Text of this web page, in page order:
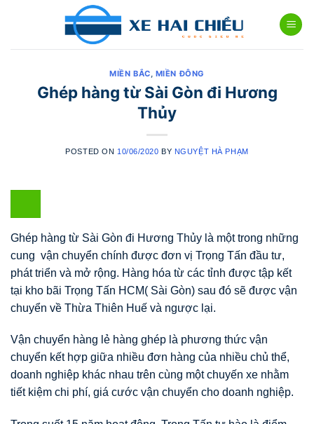
MIỀN BẮC, MIỀN ĐÔNG
Ghép hàng từ Sài Gòn đi Hương
Thủy
POSTED ON 10/06/2020 BY NGUYỆT HÀ PHẠM
Ghép hàng từ Sài Gòn đi Hương Thủy là một trong những
cung vận chuyển chính được đơn vị Trọng Tấn đầu tư,
phát triển và mở rộng. Hàng hóa từ các tỉnh được tập kết
tại kho bãi Trọng Tấn HCM( Sài Gòn) sau đó sẽ được vận
chuyển về Thừa Thiên Huế và ngược lại.
Vận chuyển hàng lẻ hàng ghép là phương thức vận
chuyển kết hợp giữa nhiều đơn hàng của nhiều chủ thể,
doanh nghiệp khác nhau trên cùng một chuyến xe nhằm
tiết kiệm chi phí, giá cước vận chuyển cho doanh nghiệp.